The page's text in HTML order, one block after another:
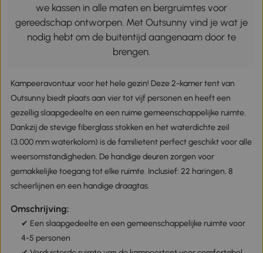
we kassen in alle maten en bergruimtes voor
gereedschap ontworpen. Met Outsunny vind je wat je
nodig hebt om de buitentijd aangenaam door te
brengen.
Kampeeravontuur voor het hele gezin! Deze 2-kamer tent van
Outsunny biedt plaats aan vier tot vijf personen en heeft een
gezellig slaapgedeelte en een ruime gemeenschappelijke ruimte.
Dankzij de stevige fiberglass stokken en het waterdichte zeil
(3.000 mm waterkolom) is de familietent perfect geschikt voor alle
weersomstandigheden. De handige deuren zorgen voor
gemakkelijke toegang tot elke ruimte. Inclusief: 22 haringen, 8
scheerlijnen en een handige draagtas.
Omschrijving:
✔ Een slaapgedeelte en een gemeenschappelijke ruimte voor
4-5 personen